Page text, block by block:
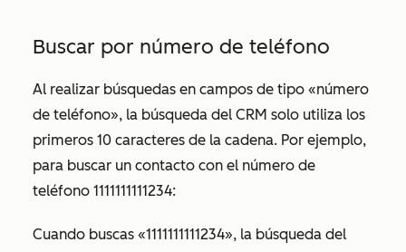
Buscar por número de teléfono
Al realizar búsquedas en campos de tipo «número
de teléfono», la búsqueda del CRM solo utiliza los
primeros 10 caracteres de la cadena. Por ejemplo,
para buscar un contacto con el número de
teléfono 1111111111234:
Cuando buscas «1111111111234», la búsqueda del